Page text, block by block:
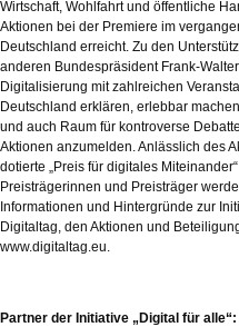
Wirtschaft, Wohlfahrt und öffentliche
Aktionen bei der Premiere im
Deutschland erreicht. Zu den
anderen Bundespräsident Frank-
Digitalisierung mit zahlreichen
Deutschland erklären, erlebbar
und auch Raum für kontroverse
Aktionen anzumelden. Anlässlich des
dotierte „Preis für digitales
Preisträgerinnen und Preisträger
Informationen und Hintergründe zur
Digitaltag, den Aktionen und
www.digitaltag.eu.
Partner der Initiative „Digital für alle“: